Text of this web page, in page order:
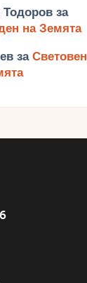
за
на Земята
за Световен